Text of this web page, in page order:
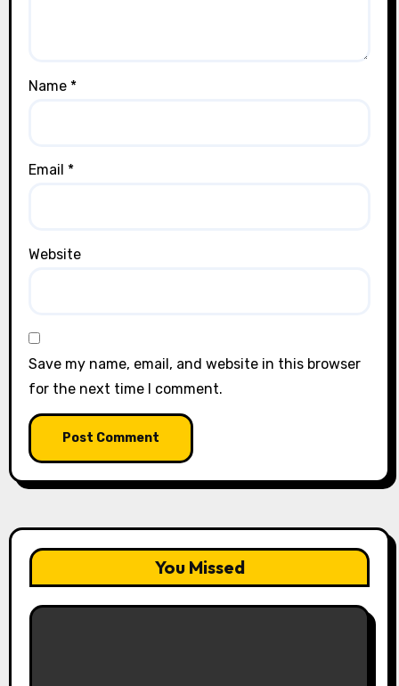
Name *
Email *
Website
Save my name, email, and website in this browser
for the next time I comment.
You Missed